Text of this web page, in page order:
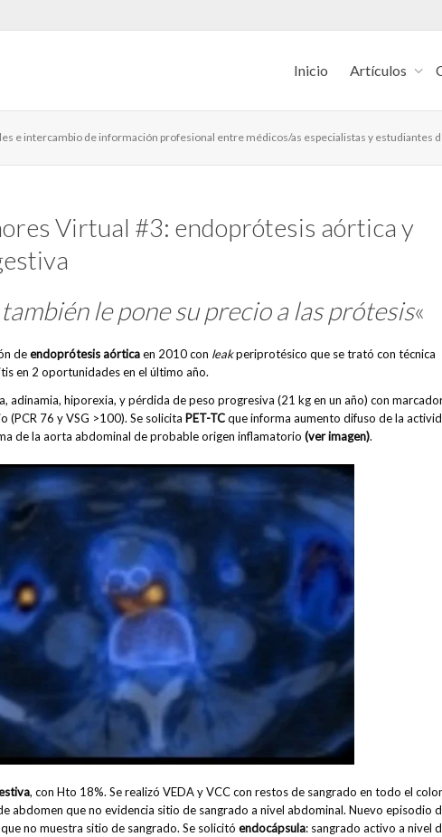
Inicio Artículos
e intercambio de información profesional entre médicos/as especialistas y estudiantes
Virtual #3: endoprótesis aórtica y
le pone su precio a las prótesis«
deendoprótesis aórticaen 2010 con leakperiprotésico que se trató con técnica
en 2 oportunidades en el último año.
adinamia, hiporexia, y pérdida de peso progresiva (21 kg en un año) con
(PCR 76 y VSG >100). Se solicita PET-TCque informa aumento difuso de la
de la aorta abdominal de probable origen inflamatorio (ver imagen).
, con Hto 18%. Se realizó VEDA y VCC con restos de sangrado en todo el
abdomen que no evidencia sitio de sangrado a nivel abdominal. Nuevo episodio
no muestra sitio de sangrado. Se solicitó endocápsula: sangrado activo a nivel